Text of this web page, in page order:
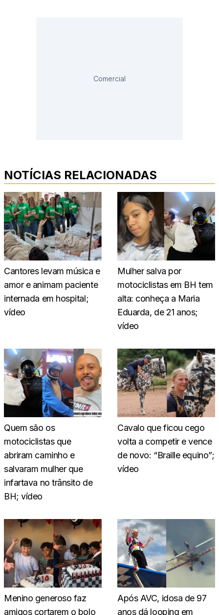
Comercial
NOTÍCIAS RELACIONADAS
Cantores levam música e
amor e animam paciente
internada em hospital;
vídeo
Mulher salva por
motociclistas em BH tem
alta: conheça a Maria
Eduarda, de 21 anos;
vídeo
Quem são os
motociclistas que
abriram caminho e
salvaram mulher que
infartava no trânsito de
BH; vídeo
Cavalo que ficou cego
volta a competir e vence
de novo: “Braille equino”;
vídeo
Menino generoso faz
amigos cortarem o bolo
Após AVC, idosa de 97
anos dá looping em